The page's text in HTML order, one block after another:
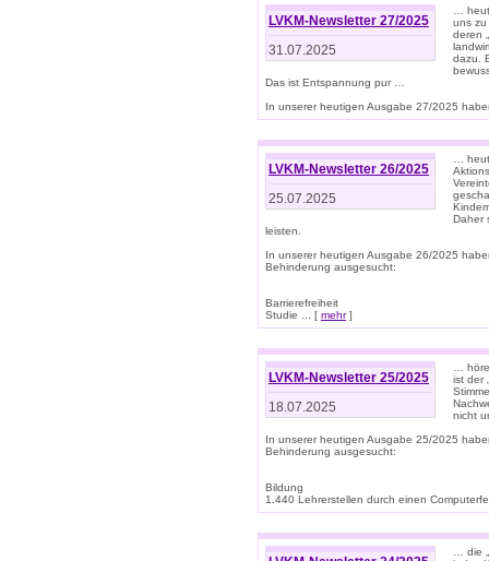
LVKM-Newsletter 27/2025
31.07.2025
…
uns zu
deren
dazu.
Das ist Entspannung pur …
In unserer heutigen Ausgabe 27/2025
LVKM-Newsletter 26/2025
25.07.2025
…
Daher
leisten.
In unserer heutigen Ausgabe 26/2025
Behinderung ausgesucht:
Barrierefreiheit
Studie ... [ mehr]
LVKM-Newsletter 25/2025
18.07.2025
…
ist der
nicht
In unserer heutigen Ausgabe 25/2025
Behinderung ausgesucht:
Bildung
1.440 Lehrerstellen durch einen
… die